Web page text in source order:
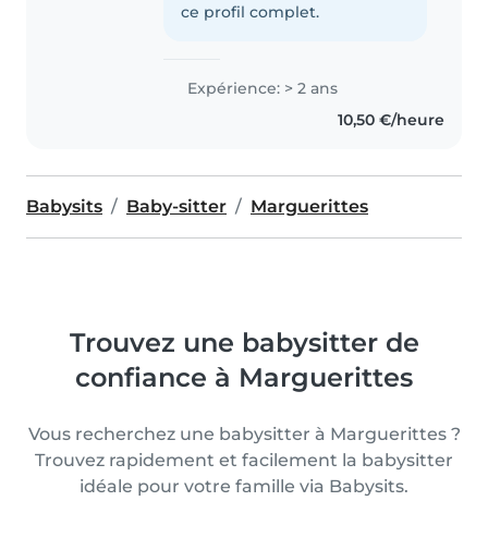
ce profil complet.
Expérience: > 2 ans
10,50 €/heure
Babysits Baby-sitter Marguerittes
Trouvez une babysitter de
confiance à Marguerittes
Vous recherchez une babysitter à Marguerittes ?
Trouvez rapidement et facilement la babysitter
idéale pour votre famille via Babysits.